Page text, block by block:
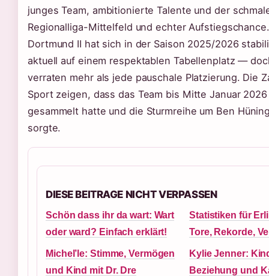
junges Team, ambitionierte Talente und der
Regionalliga-Mittelfeld und echter
Dortmund II hat sich in der Saison 2025/2026
aktuell auf einem respektablen Tabellenplatz —
verraten mehr als jede pauschale Platzierung. Die
Sport zeigen, dass das Team bis Mitte Januar
gesammelt hatte und die Sturmreihe um Ben
sorgte.
DIESE BEITRAGE NICHT VERPASSEN
Schön dass ihr da wart: Wart
oder ward? Einfach erklärt!
Statistiken für
Tore, Rekorde,
Michel’le: Stimme, Vermögen
und Kind mit Dr. Dre
Kylie Jenner:
Beziehung und